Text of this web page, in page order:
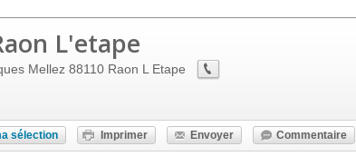
L'etape
Mellez 88110 Raon L Etape
sélection Imprimer Envoyer Commentaire